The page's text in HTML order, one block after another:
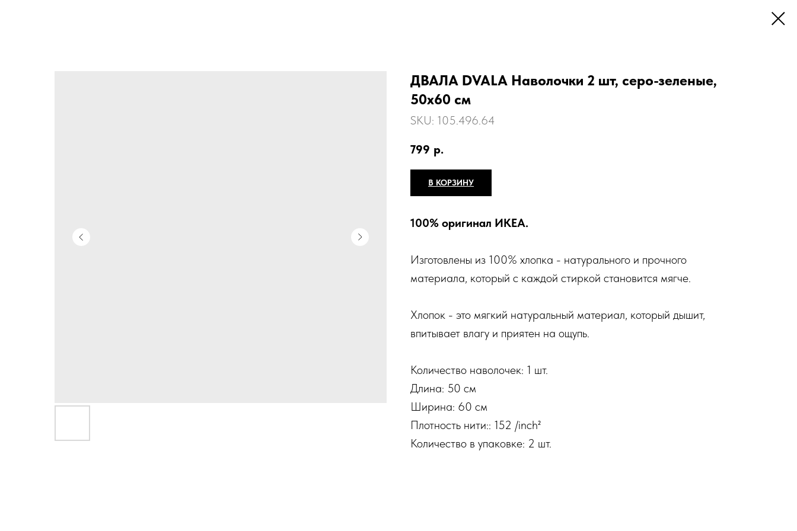
ДВАЛА DVALA Наволочки 2 шт, серо-зеленые,
50х60 см
SKU: 105.496.64
799 р.
В КОРЗИНУ
100% оригинал ИКЕА.
Изготовлены из 100% хлопка - натурального и прочного
материала, который с каждой стиркой становится мягче.
Хлопок - это мягкий натуральный материал, который дышит,
впитывает влагу и приятен на ощупь.
Количество наволочек: 1 шт.
Длина: 50 см
Ширина: 60 см
Плотность нити:: 152 /inch²
Количество в упаковке: 2 шт.